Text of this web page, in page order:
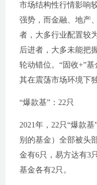
市场结构性行情影响
强势，而金融、地产
者，大多行业配置较
后进者，大多未能把
轮动错位。“固收+”
其在震荡市场环境下
“爆款基”：22只
2021年，22只“爆款
别的基金）全部被头
金有6只，易方达有3
基金各有2只。